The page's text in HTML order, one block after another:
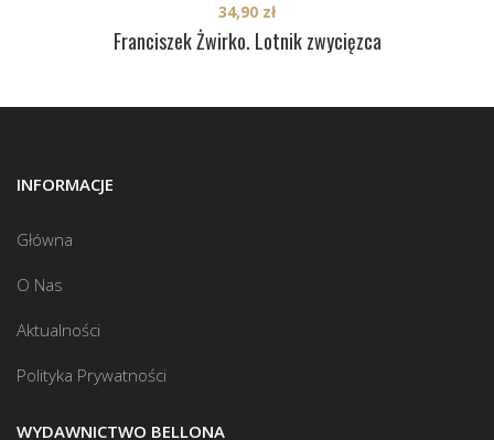
Franciszek Żwirko. Lotnik zwycięzca
34,90 zł
INFORMACJE
Główna
O Nas
Aktualności
Polityka Prywatności
WYDAWNICTWO BELLONA